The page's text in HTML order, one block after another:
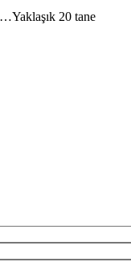
20 tane